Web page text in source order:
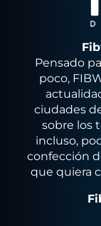
Pensado
poco,
ciudades
sobre los
incluso,
confección
que quiera